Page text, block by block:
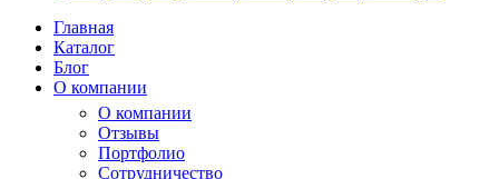
Главная
Каталог
Блог
О компании
О компании
Отзывы
Портфолио
Сотрудничество